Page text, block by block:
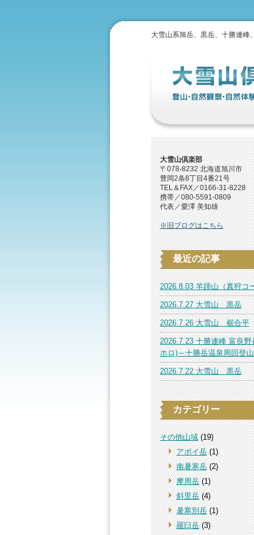
大雪山系旭岳、黒岳、十勝連峰
大雪山倶楽部
〒078-8232 北海道旭川市
豊岡2条8丁目4番21号
TEL＆FAX／0166-31-8228
携帯／080-5591-0809
代表／愛澤 美知雄
※旧ブログはこちら
最近の記事
2026.8.03 羊蹄山（真狩コ
2026.7.27 大雪山 黒岳
2026.7.26 大雪山 裾合平
2026.7.23 十勝連峰 富良野
ホロ)～十勝岳温泉周回登山
2026.7.22 大雪山 黒岳
カテゴリー
その他山域(19)
アポイ岳(1)
南暑寒岳(2)
摩周岳(1)
斜里岳(4)
暑寒別岳(1)
羅臼岳(3)